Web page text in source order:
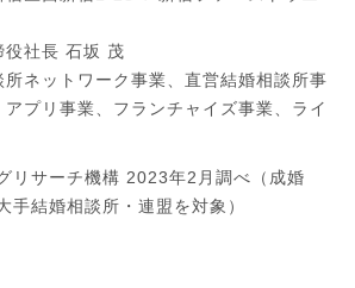
社長 石坂 茂
ネットワーク事業、直営結婚相談所事
プリ事業、フランチャイズ事業、ライ
リサーチ機構 2023年2月調べ（成婚
手結婚相談所・連盟を対象）